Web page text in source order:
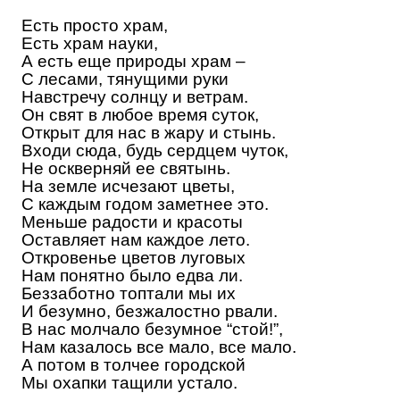
Есть просто храм,
Есть храм науки,
А есть еще природы храм –
С лесами, тянущими руки
Навстречу солнцу и ветрам.
Он свят в любое время суток,
Открыт для нас в жару и стынь.
Входи сюда, будь сердцем чуток,
Не оскверняй ее святынь.
На земле исчезают цветы,
С каждым годом заметнее это.
Меньше радости и красоты
Оставляет нам каждое лето.
Откровенье цветов луговых
Нам понятно было едва ли.
Беззаботно топтали мы их
И безумно, безжалостно рвали.
В нас молчало безумное “стой!”,
Нам казалось все мало, все мало.
А потом в толчее городской
Мы охапки тащили устало.